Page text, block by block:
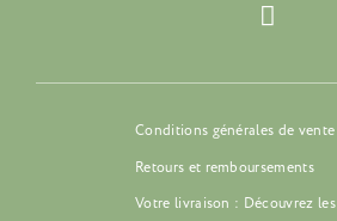
Conditions générales de vente
Retours et remboursements
Votre livraison : Découvrez les